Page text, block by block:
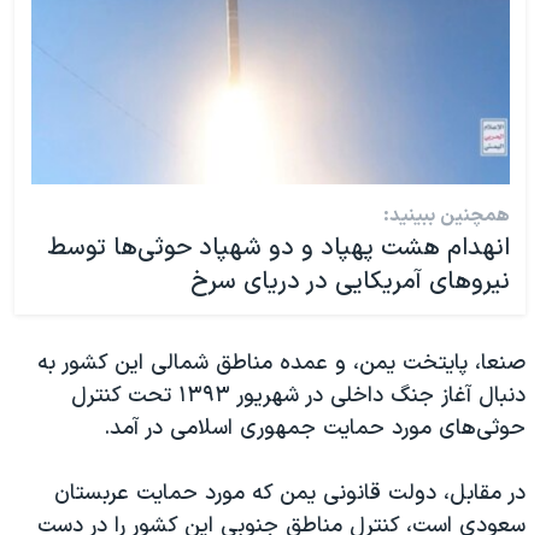
همچنین ببینید:
انهدام هشت پهپاد و دو شهپاد حوثی‌ها توسط
نیروهای آمریکایی در دریای سرخ
صنعا، پایتخت یمن، و عمده مناطق شمالی این کشور به
دنبال آغاز جنگ داخلی در شهریور ۱۳۹۳ تحت کنترل
حوثی‌های مورد حمایت جمهوری اسلامی در آمد.
در مقابل، دولت قانونی یمن که مورد حمایت عربستان
سعودی است، کنترل مناطق جنوبی این کشور را در دست